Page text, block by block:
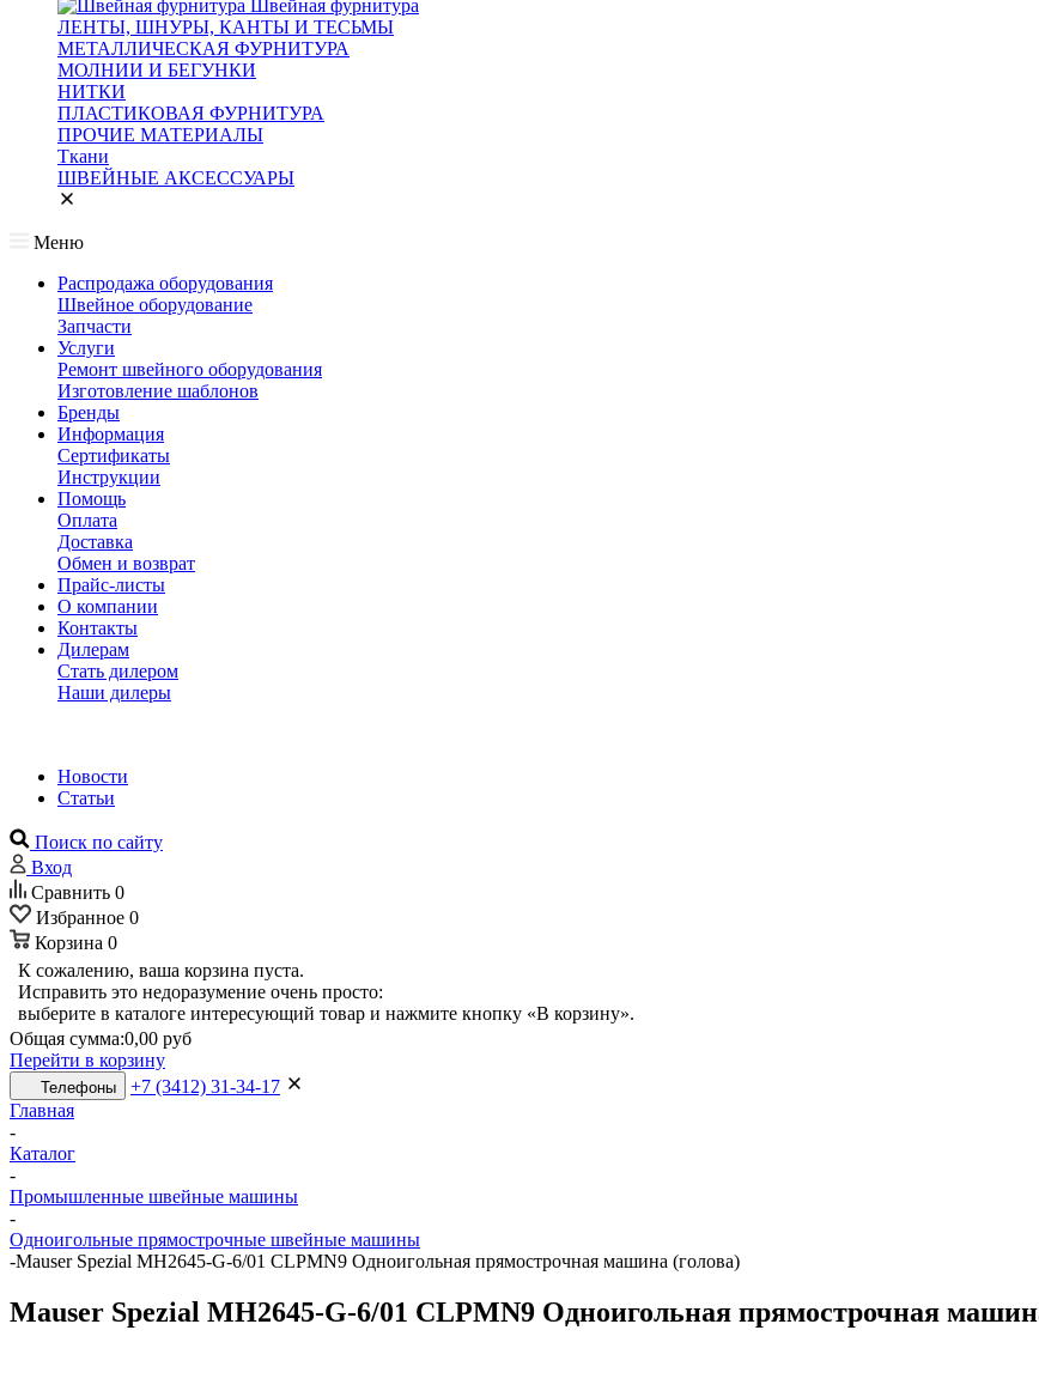
Швейная фурнитура
ЛЕНТЫ, ШНУРЫ, КАНТЫ И ТЕСЬМЫ
МЕТАЛЛИЧЕСКАЯ ФУРНИТУРА
МОЛНИИ И БЕГУНКИ
НИТКИ
ПЛАСТИКОВАЯ ФУРНИТУРА
ПРОЧИЕ МАТЕРИАЛЫ
Ткани
ШВЕЙНЫЕ АКСЕССУАРЫ
Меню
Распродажа оборудования
Швейное оборудование
Запчасти
Услуги
Ремонт швейного оборудования
Изготовление шаблонов
Бренды
Информация
Сертификаты
Инструкции
Помощь
Оплата
Доставка
Обмен и возврат
Прайс-листы
О компании
Контакты
Дилерам
Стать дилером
Наши дилеры
Новости
Статьи
Поиск по сайту
Вход
Сравнить 0
Избранное 0
Корзина 0
К сожалению, ваша корзина пуста.
Исправить это недоразумение очень просто:
выберите в каталоге интересующий товар и нажмите кнопку «В корзину».
Общая сумма:0,00 руб
Перейти в корзину
Телефоны
+7 (3412) 31-34-17
Главная
-
Каталог
-
Промышленные швейные машины
-
Одноигольные прямострочные швейные машины
-Mauser Spezial MН2645-G-6/01 CLPMN9 Одноигольная прямострочная машина (голова)
Mauser Spezial MН2645-G-6/01 CLPMN9 Одноигольная прямострочная